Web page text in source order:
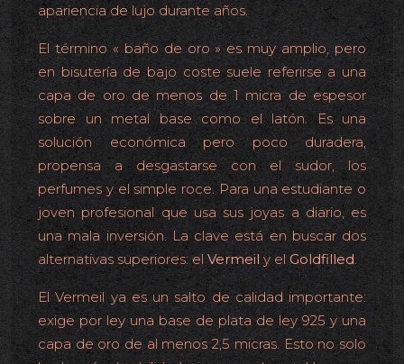
apariencia de lujo durante años.
El término « baño de oro » es muy amplio, pero
en bisutería de bajo coste suele referirse a una
capa de oro de menos de 1 micra de espesor
sobre un metal base como el latón. Es una
solución económica pero poco duradera,
propensa a desgastarse con el sudor, los
perfumes y el simple roce. Para una estudiante o
joven profesional que usa sus joyas a diario, es
una mala inversión. La clave está en buscar dos
alternativas superiores: el Vermeily elGoldfilled.
El Vermeil ya es un salto de calidad importante:
exige por ley una base de plata de ley 925 y una
capa de oro de al menos 2,5 micras. Esto no solo